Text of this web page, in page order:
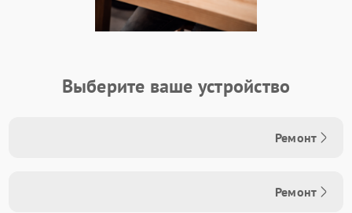
Выберите ваше устройство
Ремонт
Ремонт